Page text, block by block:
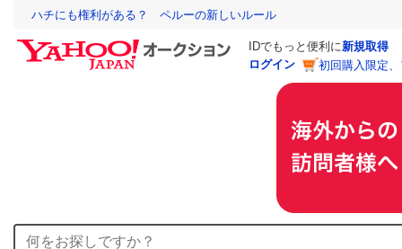
ハチにも権利がある？ ペルーの新しいルール
IDでもっと便利に新規取得
ログイン
初回購入限定